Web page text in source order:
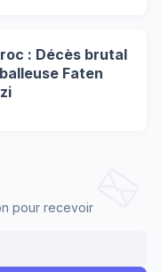
: Décès brutal
Faten
pour recevoir